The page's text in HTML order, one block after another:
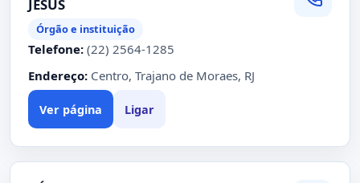
JESUS
Órgão e instituição
Telefone: (22) 2564-1285
Endereço: Centro, Trajano de Moraes, RJ
Ver página Ligar